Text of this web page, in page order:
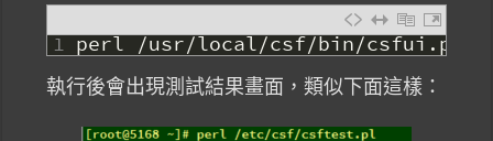
1 perl /usr/local/csf/bin/csfui.pl
執行後會出現測試結果畫面，類似下面這樣：